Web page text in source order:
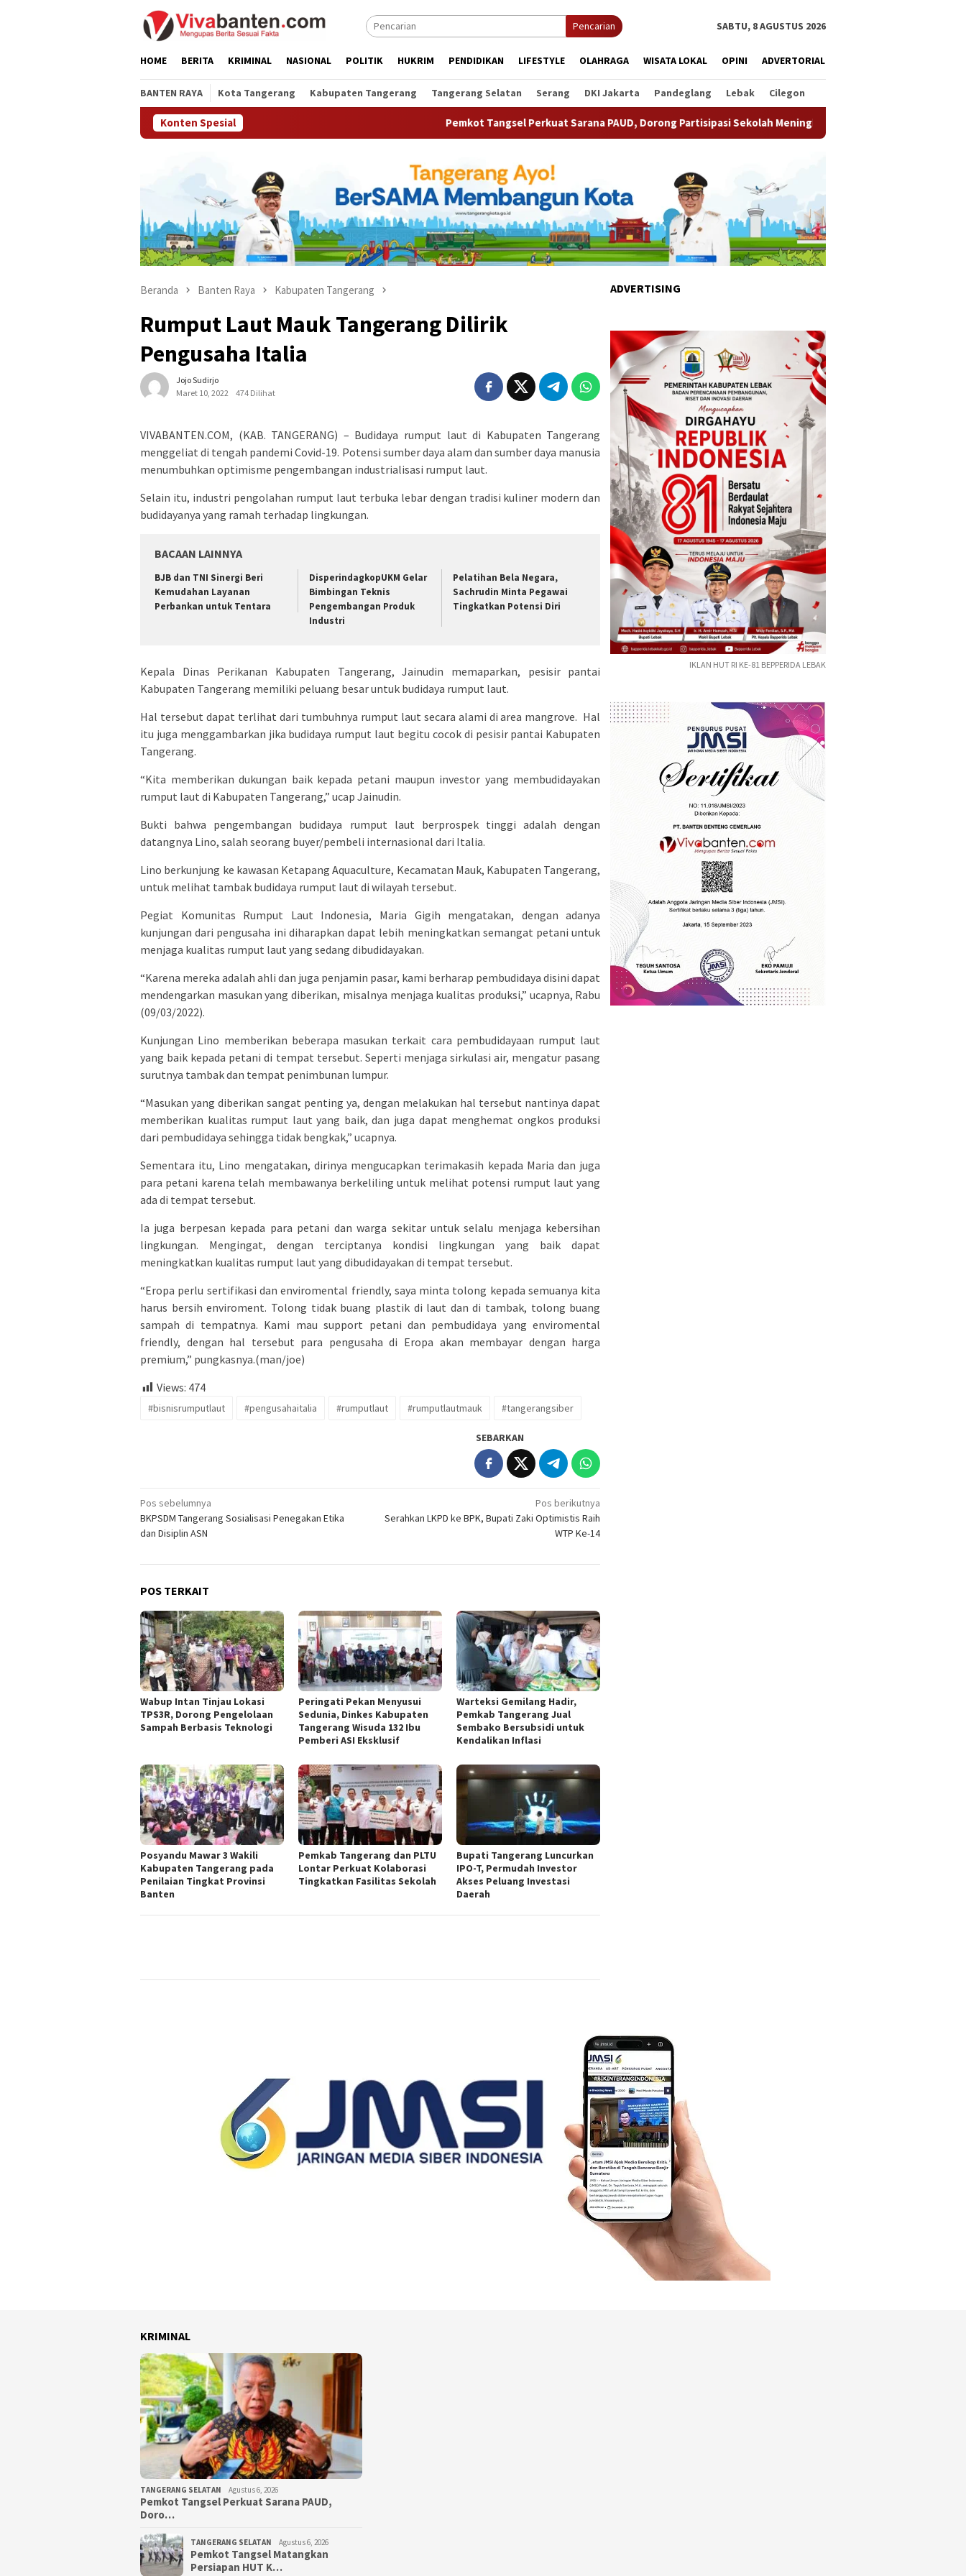
Pencarian SABTU, 8 AGUSTUS 2026
HOME BERITA KRIMINAL NASIONAL POLITIK HUKRIM PENDIDIKAN LIFESTYLE OLAHRAGA WISATA LOKAL OPINI ADVERTORIAL
BANTEN RAYA Kota Tangerang Kabupaten Tangerang Tangerang Selatan Serang DKI Jakarta Pandeglang Lebak Cilegon
Konten Spesial Pemkot Tangsel Perkuat Sarana PAUD, Dorong Partisipasi Sekolah Meningkat Pemkot Tangsel Matangkan
Beranda Banten Raya Kabupaten Tangerang
Rumput Laut Mauk Tangerang Dilirik
Pengusaha Italia
Jojo Sudirjo
Maret 10, 2022
474 Dilihat
VIVABANTEN.COM, (KAB. TANGERANG) – Budidaya rumput laut di Kabupaten Tangerang
menggeliat di tengah pandemi Covid-19. Potensi sumber daya alam dan sumber daya manusia
menumbuhkan optimisme pengembangan industrialisasi rumput laut.
Selain itu, industri pengolahan rumput laut terbuka lebar dengan tradisi kuliner modern dan
budidayanya yang ramah terhadap lingkungan.
BACAAN LAINNYA
BJB dan TNI Sinergi Beri
Kemudahan Layanan
Perbankan untuk Tentara
DisperindagkopUKM Gelar
Bimbingan Teknis
Pengembangan Produk
Industri
Pelatihan Bela Negara,
Sachrudin Minta Pegawai
Tingkatkan Potensi Diri
Kepala Dinas Perikanan Kabupaten Tangerang, Jainudin memaparkan, pesisir pantai
Kabupaten Tangerang memiliki peluang besar untuk budidaya rumput laut.
Hal tersebut dapat terlihat dari tumbuhnya rumput laut secara alami di area mangrove. Hal
itu juga menggambarkan jika budidaya rumput laut begitu cocok di pesisir pantai Kabupaten
Tangerang.
“Kita memberikan dukungan baik kepada petani maupun investor yang membudidayakan
rumput laut di Kabupaten Tangerang,” ucap Jainudin.
Bukti bahwa pengembangan budidaya rumput laut berprospek tinggi adalah dengan
datangnya Lino, salah seorang buyer/pembeli internasional dari Italia.
Lino berkunjung ke kawasan Ketapang Aquaculture, Kecamatan Mauk, Kabupaten Tangerang,
untuk melihat tambak budidaya rumput laut di wilayah tersebut.
Pegiat Komunitas Rumput Laut Indonesia, Maria Gigih mengatakan, dengan adanya
kunjungan dari pengusaha ini diharapkan dapat lebih meningkatkan semangat petani untuk
menjaga kualitas rumput laut yang sedang dibudidayakan.
“Karena mereka adalah ahli dan juga penjamin pasar, kami berharap pembudidaya disini dapat
mendengarkan masukan yang diberikan, misalnya menjaga kualitas produksi,” ucapnya, Rabu
(09/03/2022).
Kunjungan Lino memberikan beberapa masukan terkait cara pembudidayaan rumput laut
yang baik kepada petani di tempat tersebut. Seperti menjaga sirkulasi air, mengatur pasang
surutnya tambak dan tempat penimbunan lumpur.
“Masukan yang diberikan sangat penting ya, dengan melakukan hal tersebut nantinya dapat
memberikan kualitas rumput laut yang baik, dan juga dapat menghemat ongkos produksi
dari pembudidaya sehingga tidak bengkak,” ucapnya.
Sementara itu, Lino mengatakan, dirinya mengucapkan terimakasih kepada Maria dan juga
para petani karena telah membawanya berkeliling untuk melihat potensi rumput laut yang
ada di tempat tersebut.
Ia juga berpesan kepada para petani dan warga sekitar untuk selalu menjaga kebersihan
lingkungan. Mengingat, dengan terciptanya kondisi lingkungan yang baik dapat
meningkatkan kualitas rumput laut yang dibudidayakan di tempat tersebut.
“Eropa perlu sertifikasi dan enviromental friendly, saya minta tolong kepada semuanya kita
harus bersih enviroment. Tolong tidak buang plastik di laut dan di tambak, tolong buang
sampah di tempatnya. Kami mau support petani dan pembudidaya yang enviromental
friendly, dengan hal tersebut para pengusaha di Eropa akan membayar dengan harga
premium,” pungkasnya.(man/joe)
Views: 474
#bisnisrumputlaut #pengusahaitalia #rumputlaut #rumputlautmauk #tangerangsiber
SEBARKAN
Navigasi
pos
Pos sebelumnya
BKPSDM Tangerang Sosialisasi Penegakan Etika
dan Disiplin ASN
Pos berikutnya
Serahkan LKPD ke BPK, Bupati Zaki Optimistis Raih
WTP Ke-14
POS TERKAIT
Wabup Intan Tinjau Lokasi
TPS3R, Dorong Pengelolaan
Sampah Berbasis Teknologi
Peringati Pekan Menyusui
Sedunia, Dinkes Kabupaten
Tangerang Wisuda 132 Ibu
Pemberi ASI Eksklusif
Warteksi Gemilang Hadir,
Pemkab Tangerang Jual
Sembako Bersubsidi untuk
Kendalikan Inflasi
Posyandu Mawar 3 Wakili
Kabupaten Tangerang pada
Penilaian Tingkat Provinsi
Banten
Pemkab Tangerang dan PLTU
Lontar Perkuat Kolaborasi
Tingkatkan Fasilitas Sekolah
Bupati Tangerang Luncurkan
IPO-T, Permudah Investor
Akses Peluang Investasi
Daerah
ADVERTISING
IKLAN HUT RI KE-81 BEPPERIDA LEBAK
KRIMINAL
TANGERANG SELATAN Agustus 6, 2026
Pemkot Tangsel Perkuat Sarana PAUD,
Doro…
TANGERANG SELATAN Agustus 6, 2026
Pemkot Tangsel Matangkan
Persiapan HUT K…